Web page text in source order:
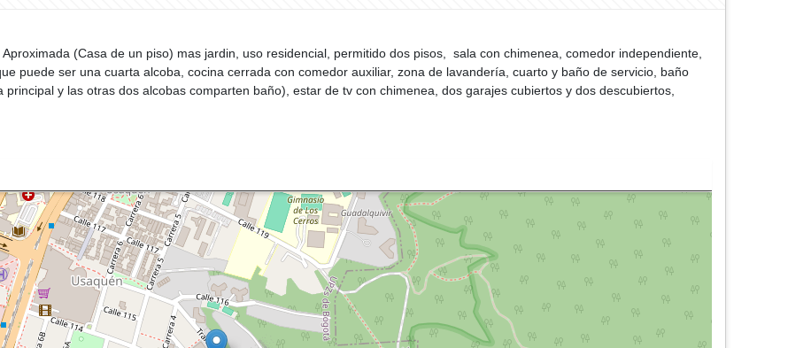
(Casa de un piso) mas jardin, uso residencial, permitido dos pisos, sala con chimenea, comedor independiente,
puede ser una cuarta alcoba, cocina cerrada con comedor auxiliar, zona de lavandería, cuarto y baño de servicio, baño
y las otras dos alcobas comparten baño), estar de tv con chimenea, dos garajes cubiertos y dos descubiertos,